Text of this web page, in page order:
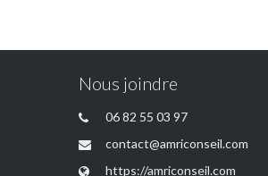
Nous joindre
06 82 55 03 97
contact@amriconseil.com
https://amriconseil.com